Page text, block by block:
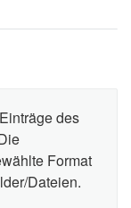
des
Format
Dateien.